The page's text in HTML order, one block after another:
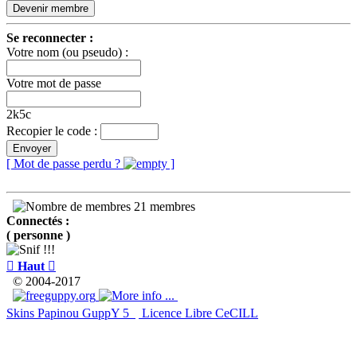
Devenir membre
Se reconnecter :
Votre nom (ou pseudo) :
Votre mot de passe
2k5c
Recopier le code :
Envoyer
[ Mot de passe perdu ? ]
21 membres
Connectés :
( personne )
 Haut 
© 2004-2017
Skins Papinou GuppY 5 Licence Libre CeCILL